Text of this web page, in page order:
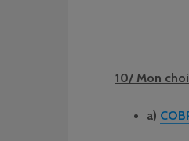
10/ Mon
a)